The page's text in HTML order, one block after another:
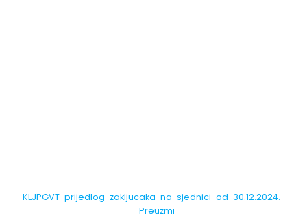
KLJPGVT-prijedlog-zakljucaka-na-sjednici-od-30.12.2024.-
Preuzmi